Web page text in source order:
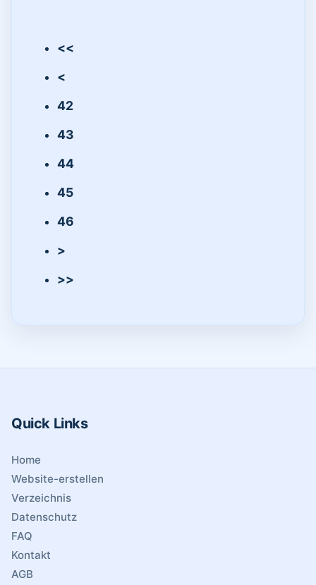
<<
<
42
43
44
45
46
>
>>
Quick Links
Home
Website-erstellen
Verzeichnis
Datenschutz
FAQ
Kontakt
AGB